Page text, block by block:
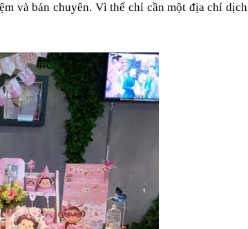
và bán chuyên. Vì thế chỉ cần một địa chỉ dịch